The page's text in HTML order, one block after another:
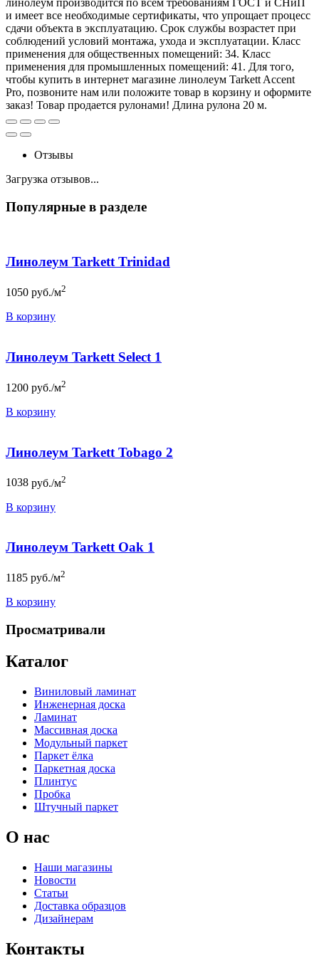
линолеум производится по всем требованиям ГОСТ и СНиП
и имеет все необходимые сертификаты, что упрощает процесс
сдачи объекта в эксплуатацию. Срок службы возрастет при
соблюдений условий монтажа, ухода и эксплуатации. Класс
применения для общественных помещений: 34. Класс
применения для промышленных помещений: 41. Для того,
чтобы купить в интернет магазине линолеум Tarkett Accent
Pro, позвоните нам или положите товар в корзину и оформите
заказ! Товар продается рулонами! Длина рулона 20 м.
Отзывы
Загрузка отзывов...
Популярные в разделе
Линолеум Tarkett Trinidad
1050 руб./м2
В корзину
Линолеум Tarkett Select 1
1200 руб./м2
В корзину
Линолеум Tarkett Tobago 2
1038 руб./м2
В корзину
Линолеум Tarkett Oak 1
1185 руб./м2
В корзину
Просматривали
Каталог
Виниловый ламинат
Инженерная доска
Ламинат
Массивная доска
Модульный паркет
Паркет ёлка
Паркетная доска
Плинтус
Пробка
Штучный паркет
О нас
Наши магазины
Новости
Статьи
Доставка образцов
Дизайнерам
Контакты